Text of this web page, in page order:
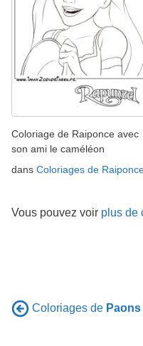
Coloriage de Raiponce avec
son ami le caméléon
dans Coloriages de
Vous pouvez voir plus de
Coloriages de Paons